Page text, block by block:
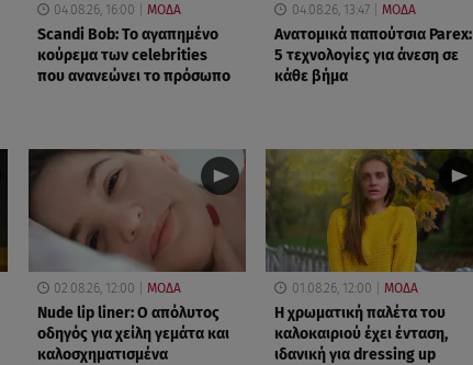
04.08.26, 16:00 ΜΟΔΑ
Scandi Bob: Το αγαπημένο
κούρεμα των celebrities
που ανανεώνει το πρόσωπο
04.08.26, 13:47 ΜΟΔΑ
Ανατομικά παπούτσια Parex:
5 τεχνολογίες για άνεση σε
κάθε βήμα
02.08.26, 12:00 ΜΟΔΑ
Nude lip liner: Ο απόλυτος
οδηγός για χείλη γεμάτα και
καλοσχηματισμένα
01.08.26, 12:00 ΜΟΔΑ
Η χρωματική παλέτα του
καλοκαιριού έχει ένταση,
ιδανική για dressing up